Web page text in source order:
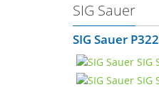
SIG Sauer
SIG Sauer